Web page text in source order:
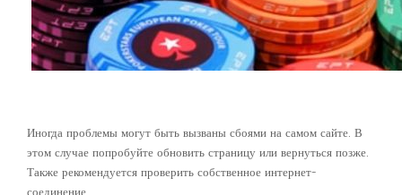
Иногда проблемы могут быть вызваны сбоями на самом сайте. В
этом случае попробуйте обновить страницу или вернуться позже.
Также рекомендуется проверить собственное интернет-